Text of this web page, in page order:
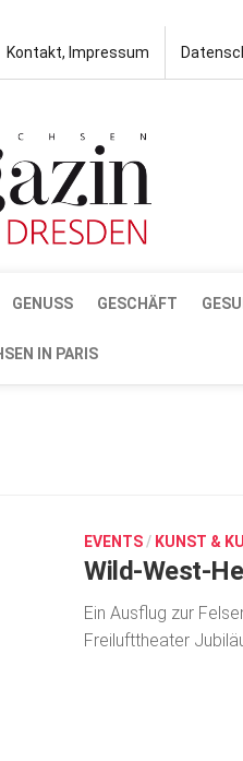
Kontakt, Impressum
GENUSS GESCHÄFT
IN PARIS
EVENTS / KUNST &
Wild-West-
Ein Ausflug zur
Freilufttheater